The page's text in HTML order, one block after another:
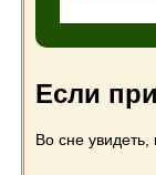
Если
Во сне увидеть,